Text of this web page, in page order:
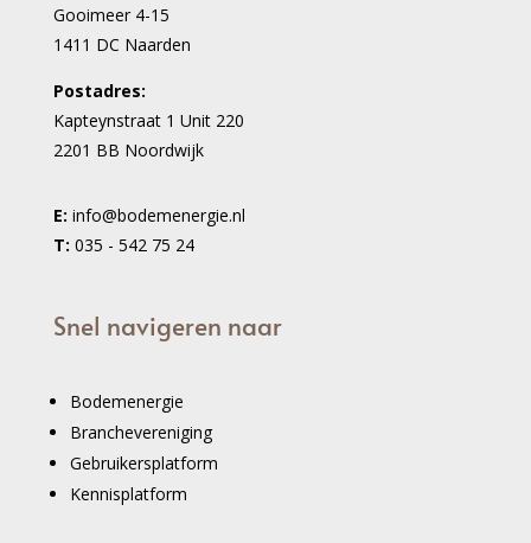
Gooimeer 4-15
1411 DC Naarden
Postadres:
Kapteynstraat 1 Unit 220
2201 BB Noordwijk
E: info@bodemenergie.nl
T: 035 - 542 75 24
Snel navigeren naar
Bodemenergie
Branchevereniging
Gebruikersplatform
Kennisplatform